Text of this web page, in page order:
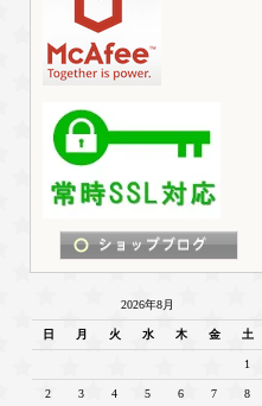
2026年8月
日 月 火 水 木 金 土
1
2 3 4 5 6 7 8